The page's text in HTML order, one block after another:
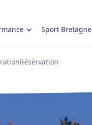
Réservation
Sport Bretagne